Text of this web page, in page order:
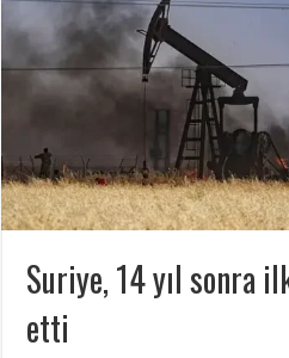
Suriye, 14 yıl sonra
etti